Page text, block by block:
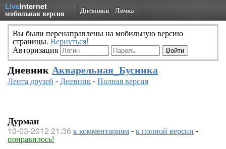
LiveInternet
мобильная версия Дневники Личка
Вы были перенаправлены на мобильную версию
страницы. Вернуться!
Авторизация
Дневник Акварельная_Бусинка
Лента друзей -Дневник-Полная версия
Дурман
10-03-2012 21:36 к комментариям-к полной версии -
понравилось!